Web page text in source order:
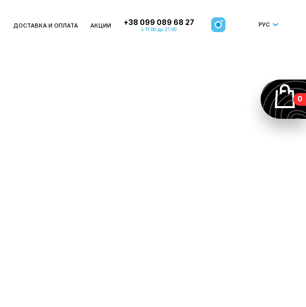
ДОСТАВКА И ОПЛАТА АКЦИИ +38 099 089 68 27
с 11:00 до 21:00
РУС
0